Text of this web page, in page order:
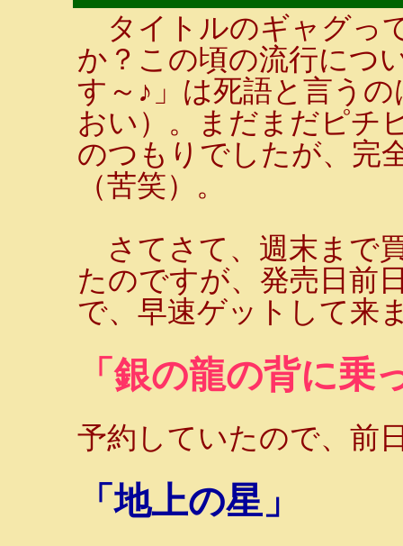
タイトルのギャグっ
か？この頃の流行につ
す～♪」は死語と言う
おい）。まだまだピチ
のつもりでしたが、完
（苦笑）。
さてさて、週末まで
たのですが、発売日前
で、早速ゲットして来
「銀の龍の背に乗
予約していたので、前
「地上の星」